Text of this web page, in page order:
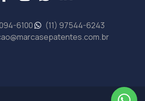
6100
(11) 97544-6243